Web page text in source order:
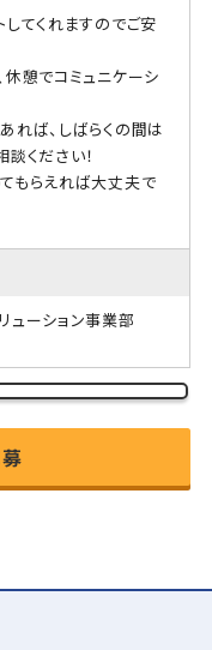
してくれますのでご安
休憩でコミュニケーシ
れば、しばらくの間は
ください！
もらえれば大丈夫で
ューション事業部